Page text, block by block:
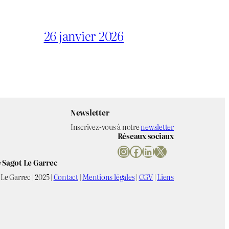
26 janvier 2026
Newsletter
Inscrivez-vous à notrenewsletter
Réseaux sociaux
InstagramFacebook LinkedIn X
Le Garrec
Garrec | 2025 |Contact|Mentions légales|CGV|Liens